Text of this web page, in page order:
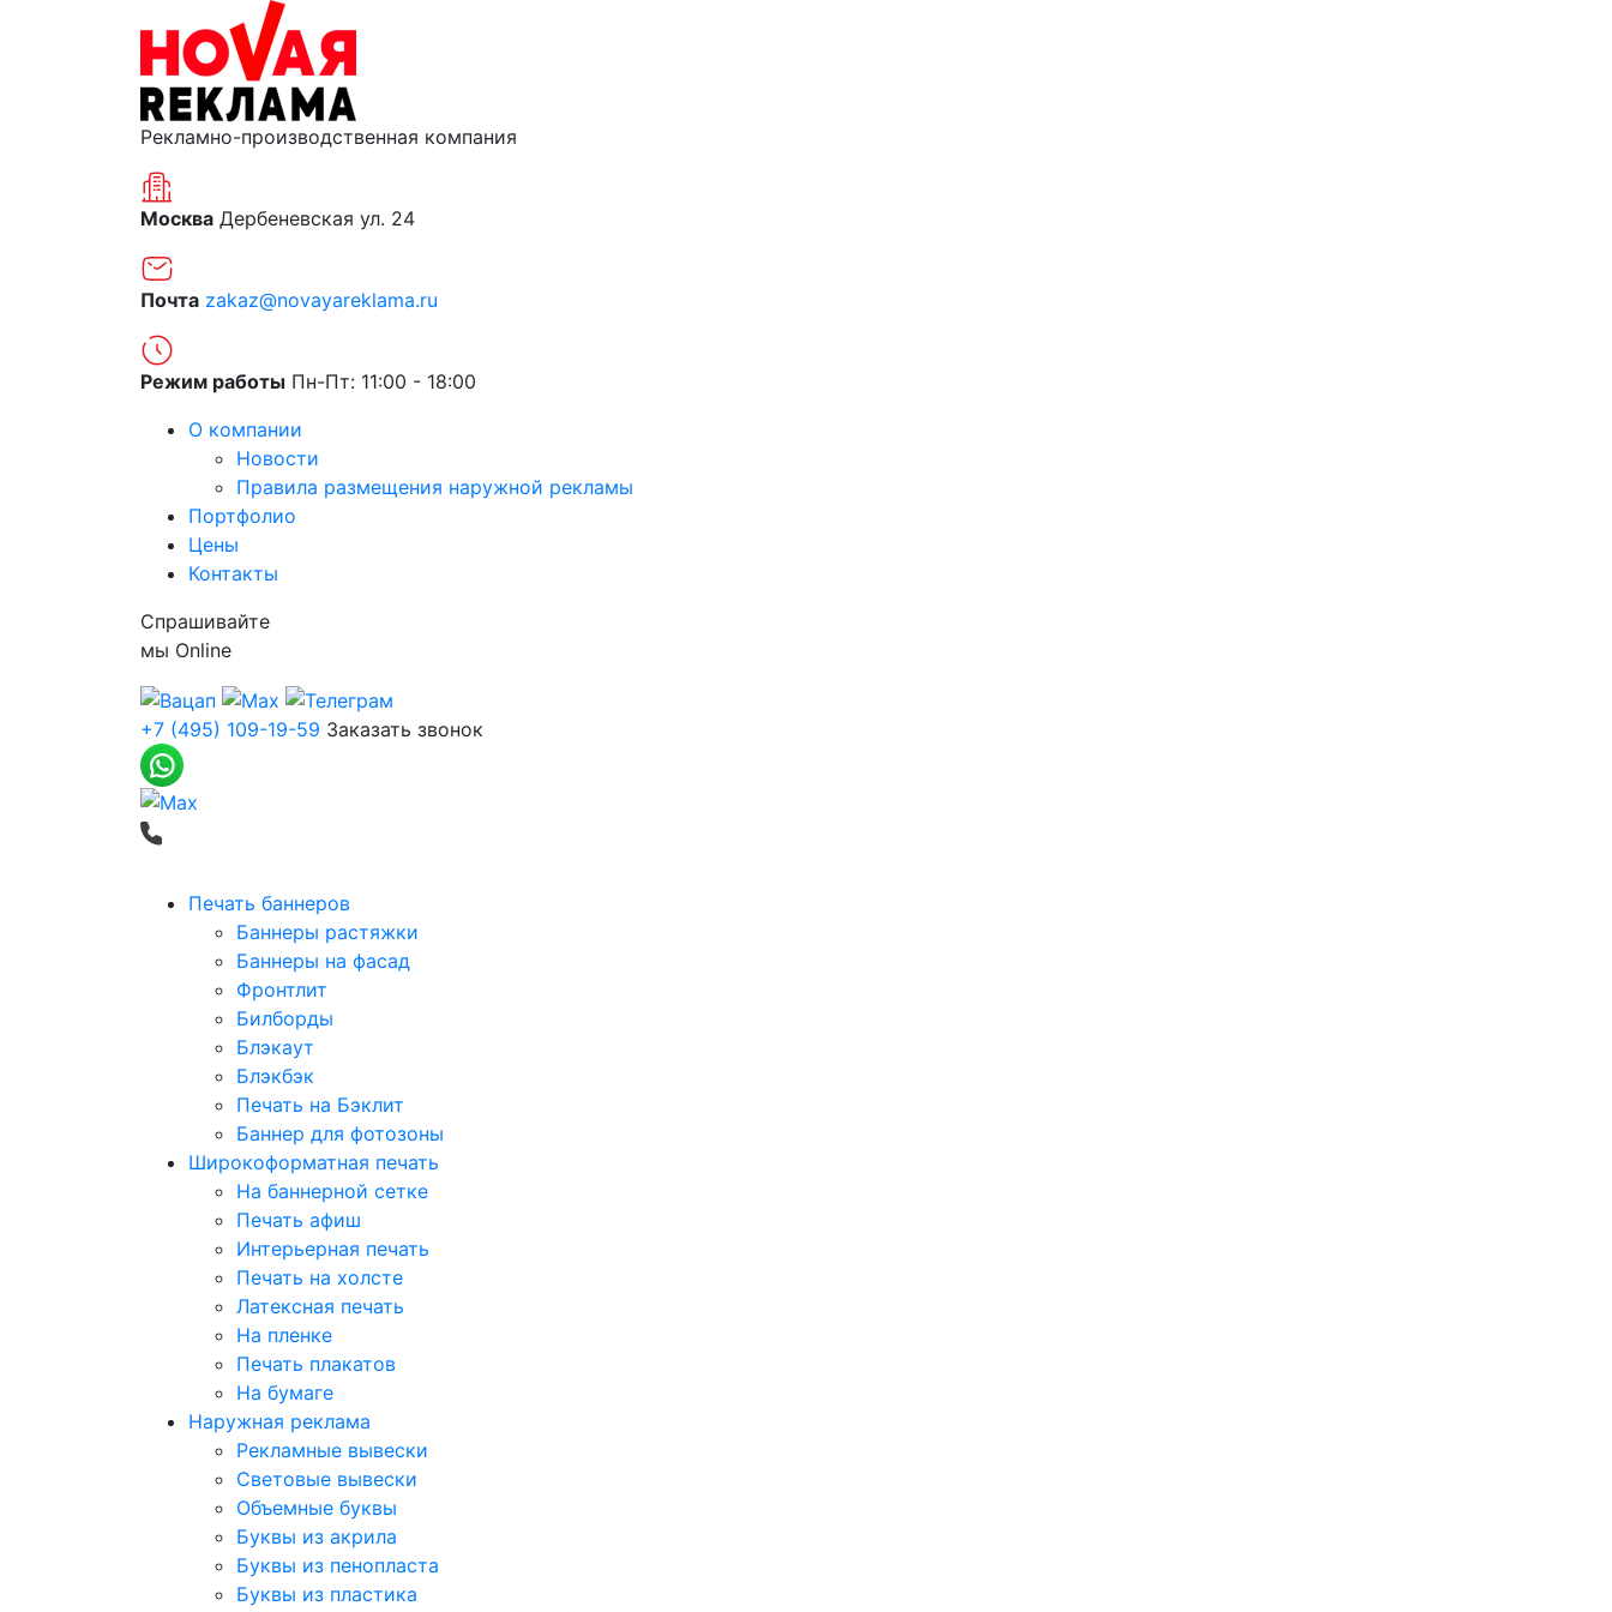
Рекламно-производственная компания
Москва Дербеневская ул. 24
Почта zakaz@novayareklama.ru
Режим работы Пн-Пт: 11:00 - 18:00
О компании
Новости
Правила размещения наружной рекламы
Портфолио
Цены
Контакты
Спрашивайте
мы Online
+7 (495) 109-19-59 Заказать звонок
Печать баннеров
Баннеры растяжки
Баннеры на фасад
Фронтлит
Билборды
Блэкаут
Блэкбэк
Печать на Бэклит
Баннер для фотозоны
Широкоформатная печать
На баннерной сетке
Печать афиш
Интерьерная печать
Печать на холсте
Латексная печать
На пленке
Печать плакатов
На бумаге
Наружная реклама
Рекламные вывески
Световые вывески
Объемные буквы
Буквы из акрила
Буквы из пенопласта
Буквы из пластика